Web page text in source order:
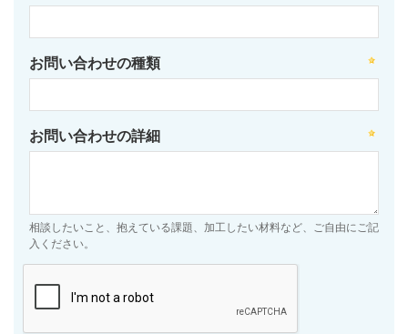
お問い合わせの種類
お問い合わせの詳細
相談したいこと、抱えている課題、加工したい材料など、ご自由にご記
入ください。